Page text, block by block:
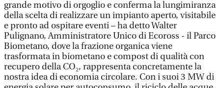
grande motivo di orgoglio e conferma la lungimiranza
della scelta di realizzare un impianto aperto, visitabile
e pronto ad ospitare eventi – ha detto Walter
Pulignano, Amministratore Unico di Ecoross - il Parco
Biometano, dove la frazione organica viene
trasformata in biometano e compost di qualità con
recupero della CO₂, rappresenta concretamente la
nostra idea di economia circolare. Con i suoi 3 MW di